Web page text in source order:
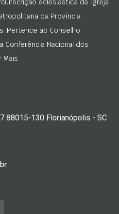
eclesiástica da Igreja
da Província
Pertence ao Conselho
Conferência Nacional dos
Mais
88015-130 Florianópolis - SC